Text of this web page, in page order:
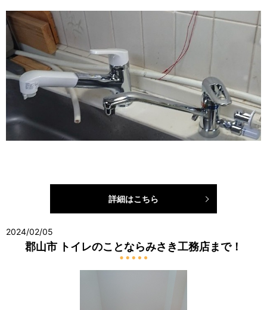
詳細はこちら
2024/02/05
郡山市 トイレのことならみさき工務店まで！